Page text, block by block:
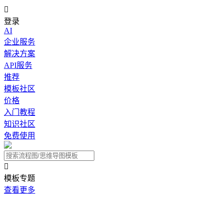

登录
AI
企业服务
解决方案
API服务
推荐
模板社区
价格
入门教程
知识社区
免费使用

模板专题
查看更多